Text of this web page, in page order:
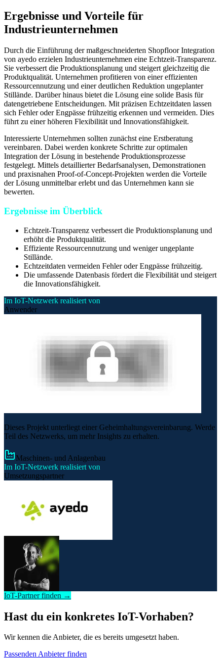
Ergebnisse und Vorteile für
Industrieunternehmen
Durch die Einführung der maßgeschneiderten Shopfloor Integration
von ayedo erzielen Industrieunternehmen eine Echtzeit-Transparenz.
Sie verbessert die Produktionsplanung und steigert gleichzeitig die
Produktqualität. Unternehmen profitieren von einer effizienten
Ressourcennutzung und einer deutlichen Reduktion ungeplanter
Stillände. Darüber hinaus bietet die Lösung eine solide Basis für
datengetriebene Entscheidungen. Mit präzisen Echtzeitdaten lassen
sich Fehler oder Engpässe frühzeitig erkennen und vermeiden. Dies
führt zu einer höheren Flexibilität und Innovationsfähigkeit.
Interessierte Unternehmen sollten zunächst eine Erstberatung
vereinbaren. Dabei werden konkrete Schritte zur optimalen
Integration der Lösung in bestehende Produktionsprozesse
festgelegt. Mittels detaillierter Bedarfsanalysen, Demonstrationen
und praxisnahen Proof-of-Concept-Projekten werden die Vorteile
der Lösung unmittelbar erlebt und das Unternehmen kann sie
bewerten.
Ergebnisse im Überblick
Echtzeit-Transparenz verbessert die Produktionsplanung und
erhöht die Produktqualität.
Effiziente Ressourcennutzung und weniger ungeplante
Stillände.
Echtzeitdaten vermeiden Fehler oder Engpässe frühzeitig.
Die umfassende Datenbasis fördert die Flexibilität und steigert
die Innovationsfähigkeit.
Im IoT-Netzwerk realisiert von
Anwender
Dieses Projekt unterliegt einer Geheimhaltungsvereinbarung. Werde
Teil des Netzwerks, um mehr Insights zu erhalten.
Maschinen- und Anlagenbau
Im IoT-Netzwerk realisiert von
Umsetzungspartner
IoT-Partner finden →
Hast du ein konkretes IoT-Vorhaben?
Wir kennen die Anbieter, die es bereits umgesetzt haben.
Passenden Anbieter finden